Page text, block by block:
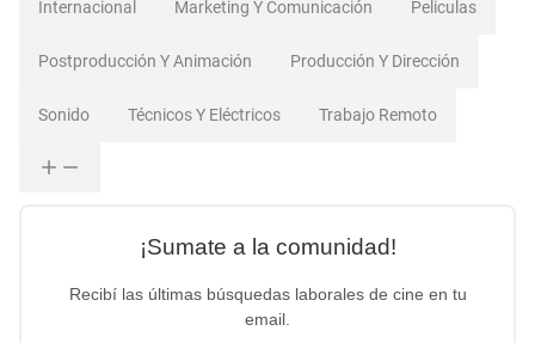
Internacional Marketing Y Comunicación Peliculas
Postproducción Y Animación Producción Y Dirección
Sonido Técnicos Y Eléctricos Trabajo Remoto
¡Sumate a la comunidad!
Recibí las últimas búsquedas laborales de cine en tu
email.